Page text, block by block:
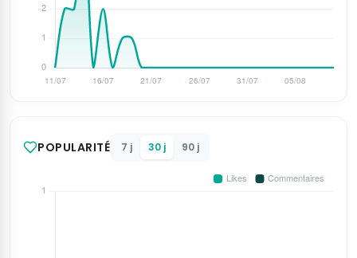
POPULARITÉ 7 j 30 j 90 j